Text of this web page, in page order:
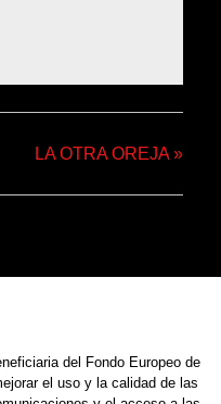
LA OTRA OREJA»
del Fondo Europeo de
el uso y la calidad de las